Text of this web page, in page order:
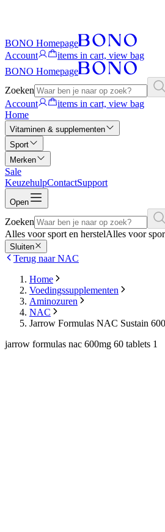
BONO Homepage
Account
items in cart, view bag
BONO Homepage
Zoeken
Account
items in cart, view bag
Home
Vitaminen & supplementen
Sport
Merken
Sale
KeuzehulpContactSupport
Open
Zoeken
Alles voor sport en herstelAlles voor
Sluiten
Terug naar NAC
Home
Voedingssupplementen
Aminozuren
NAC
Jarrow Formulas NAC Sustain
jarrow formulas nac 600mg 60 tablets 1